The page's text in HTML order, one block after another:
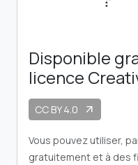
Disponible
licence
CC BY 4.0 arrow_outward
Vous pouvez utiliser,
gratuitement et à des